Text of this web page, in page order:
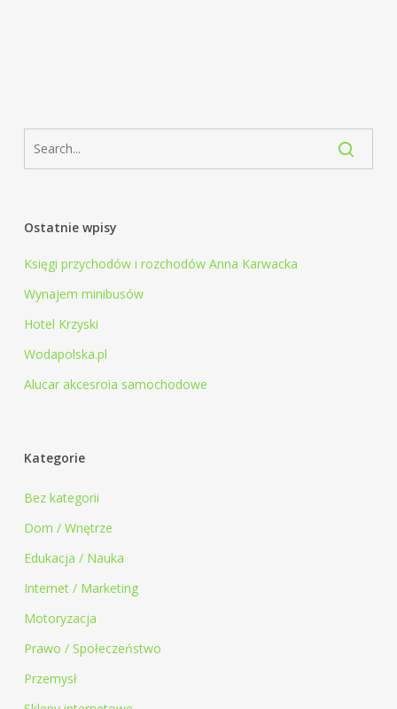
Ostatnie wpisy
Księgi przychodów i rozchodów Anna Karwacka
Wynajem minibusów
Hotel Krzyski
Wodapolska.pl
Alucar akcesroia samochodowe
Kategorie
Bez kategorii
Dom / Wnętrze
Edukacja / Nauka
Internet / Marketing
Motoryzacja
Prawo / Społeczeństwo
Przemysł